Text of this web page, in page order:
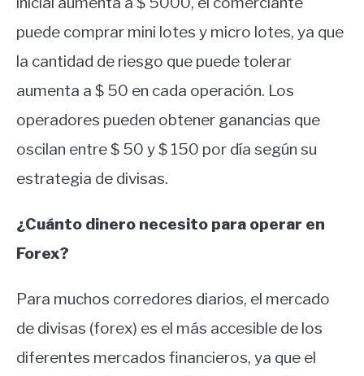
puede comprar mini lotes y micro lotes, ya que
la cantidad de riesgo que puede tolerar
aumenta a $ 50 en cada operación. Los
operadores pueden obtener ganancias que
oscilan entre $ 50 y $ 150 por día según su
estrategia de divisas.
¿Cuánto dinero necesito para operar en
Forex?
Para muchos corredores diarios, el mercado
de divisas (forex) es el más accesible de los
diferentes mercados financieros, ya que el